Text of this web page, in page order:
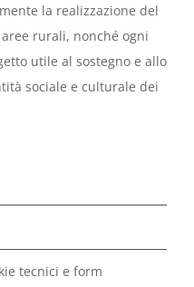
la realizzazione del
rurali, nonché ogni
utile al sostegno e allo
sociale e culturale dei
tecnici e form